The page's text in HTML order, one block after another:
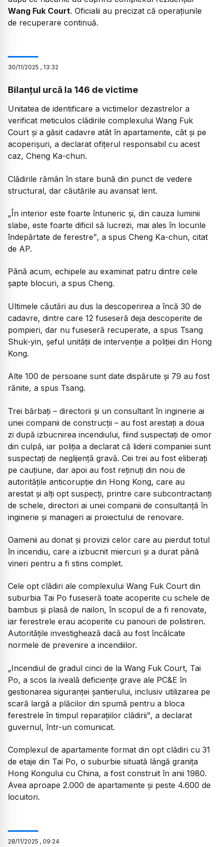
Wang Fuk Court. Oficialii au precizat că operațiunile
de recuperare continuă.
30/11/2025 , 13:32
Bilanțul urcă la 146 de victime
Unitatea de identificare a victimelor dezastrelor a
verificat meticulos clădirile complexului Wang Fuk
Court și a găsit cadavre atât în apartamente, cât și pe
acoperișuri, a declarat ofițerul responsabil cu acest
caz, Cheng Ka-chun.
Clădirile rămân în stare bună din punct de vedere
structural, dar căutările au avansat lent.
„În interior este foarte întuneric și, din cauza luminii
slabe, este foarte dificil să lucrezi, mai ales în locurile
îndepărtate de ferestre”, a spus Cheng Ka-chun, citat
de AP.
Până acum, echipele au examinat patru dintre cele
șapte blocuri, a spus Cheng.
Ultimele căutări au dus la descoperirea a încă 30 de
cadavre, dintre care 12 fuseseră deja descoperite de
pompieri, dar nu fuseseră recuperate, a spus Tsang
Shuk-yin, șeful unității de intervenție a poliției din Hong
Kong.
Alte 100 de persoane sunt date dispărute și 79 au fost
rănite, a spus Tsang.
Trei bărbați – directorii și un consultant în inginerie ai
unei companii de construcții – au fost arestați a doua
zi după izbucnirea incendiului, fiind suspectați de omor
din culpă, iar poliția a declarat că liderii companiei sunt
suspectați de neglijență gravă. Cei trei au fost eliberați
pe cauțiune, dar apoi au fost reținuți din nou de
autoritățile anticorupție din Hong Kong, care au
arestat și alți opt suspecți, printre care subcontractanți
de schele, directori ai unei companii de consultanță în
inginerie și manageri ai proiectului de renovare.
Oamenii au donat și provizii celor care au pierdut totul
în incendiu, care a izbucnit miercuri și a durat până
vineri pentru a fi stins complet.
Cele opt clădiri ale complexului Wang Fuk Court din
suburbia Tai Po fuseseră toate acoperite cu schele de
bambus și plasă de nailon, în scopul de a fi renovate,
iar ferestrele erau acoperite cu panouri de polistiren.
Autoritățile investighează dacă au fost încălcate
normele de prevenire a incendiilor.
„Incendiul de gradul cinci de la Wang Fuk Court, Tai
Po, a scos la iveală deficiențe grave ale PC&E în
gestionarea siguranței șantierului, inclusiv utilizarea pe
scară largă a plăcilor din spumă pentru a bloca
ferestrele în timpul reparațiilor clădirii”, a declarat
guvernul, într-un comunicat.
Complexul de apartamente format din opt clădiri cu 31
de etaje din Tai Po, o suburbie situată lângă granița
Hong Kongului cu China, a fost construit în anii 1980.
Avea aproape 2.000 de apartamente și peste 4.600 de
locuitori.
28/11/2025 , 09:24